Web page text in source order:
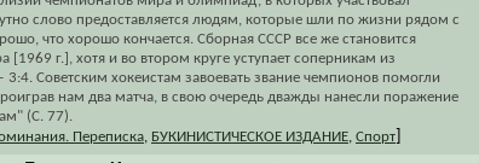
слово предоставляется людям, которые шли по жизни рядом с
что хорошо кончается. Сборная СССР все же становится
г.], хотя и во втором круге уступает соперникам из
Советским хокеистам завоевать звание чемпионов помогли
нам два матча, в свою очередь дважды нанесли поражение
(С. 77).
Переписка БУКИНИСТИЧЕСКОЕ ИЗДАНИЕ Спорт